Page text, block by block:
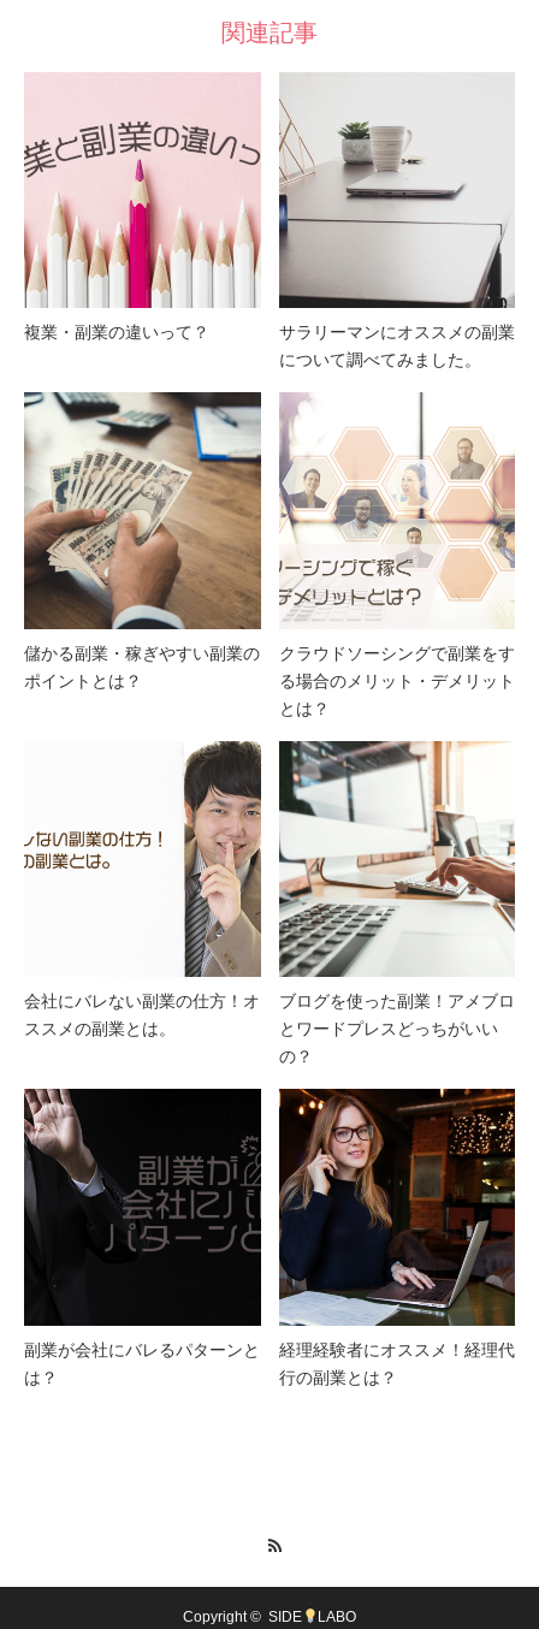
関連記事
複業・副業の違いって？
サラリーマンにオススメの副業
について調べてみました。
儲かる副業・稼ぎやすい副業の
ポイントとは？
クラウドソーシングで副業をす
る場合のメリット・デメリット
とは？
会社にバレない副業の仕方！オ
ススメの副業とは。
ブログを使った副業！アメブロ
とワードプレスどっちがいい
の？
副業が会社にバレるパターンと
は？
経理経験者にオススメ！経理代
行の副業とは？
Copyright © SIDE LABO